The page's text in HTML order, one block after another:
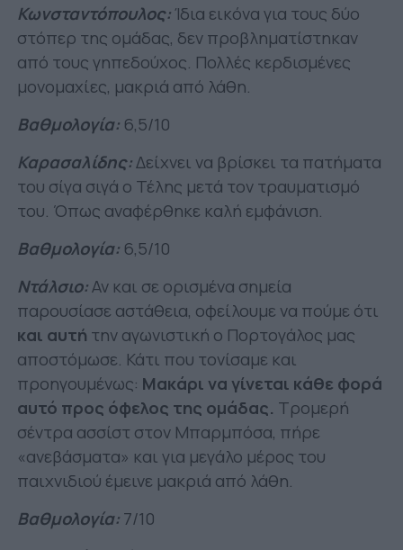
Κωνσταντόπουλος:Ίδια εικόνα για τους δύο
στόπερ της ομάδας, δεν προβληματίστηκαν
από τους γηπεδούχος. Πολλές κερδισμένες
μονομαχίες, μακριά από λάθη.
Βαθμολογία:6,5/10
Καρασαλίδης:Δείχνει να βρίσκει τα πατήματα
του σίγα σιγά ο Τέλης μετά τον τραυματισμό
του. Όπως αναφέρθηκε καλή εμφάνιση.
Βαθμολογία:6,5/10
Ντάλσιο:Αν και σε ορισμένα σημεία
παρουσίασε αστάθεια, οφείλουμε να πούμε ότι
και αυτή την αγωνιστική ο Πορτογάλος μας
αποστόμωσε. Κάτι που τονίσαμε και
προηγουμένως: Μακάρι να γίνεται κάθε φορά
αυτό προς όφελος της ομάδας. Τρομερή
σέντρα ασσίστ στον Μπαρμπόσα, πήρε
«ανεβάσματα» και για μεγάλο μέρος του
παιχνιδιού έμεινε μακριά από λάθη.
Βαθμολογία:7/10